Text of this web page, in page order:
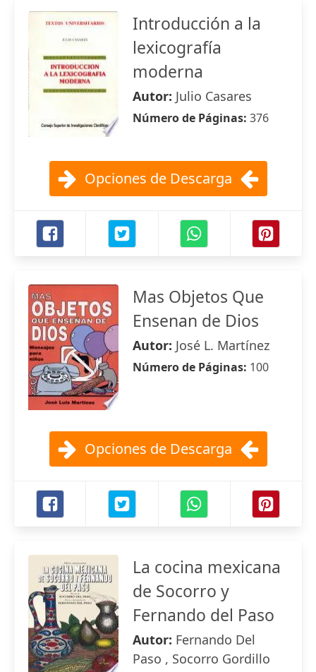
Introducción a la
lexicografía
moderna
Autor: Julio Casares
Número de Páginas: 376
Opciones de Descarga
Mas Objetos Que
Ensenan de Dios
Autor: José L. Martínez
Número de Páginas: 100
Opciones de Descarga
La cocina mexicana
de Socorro y
Fernando del Paso
Autor: Fernando Del
Paso , Socorro Gordillo